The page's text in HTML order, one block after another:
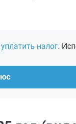
налог.